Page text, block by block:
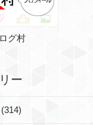
グ村
ー